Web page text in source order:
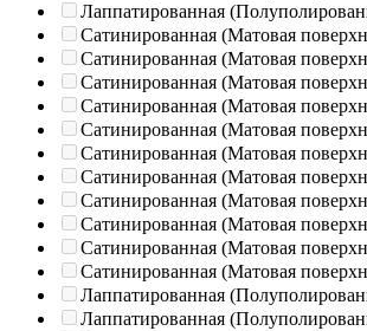
Лаппатированная
Сатинированная (Матовая
Сатинированная (Матовая
Сатинированная (Матовая
Сатинированная (Матовая
Сатинированная (Матовая
Сатинированная (Матовая
Сатинированная (Матовая
Сатинированная (Матовая
Сатинированная (Матовая
Сатинированная (Матовая
Сатинированная (Матовая
Лаппатированная
Лаппатированная